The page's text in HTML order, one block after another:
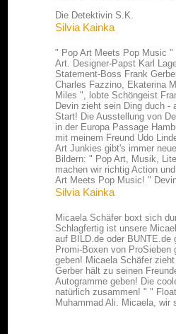
Die Detektivin S.K.
Silvia Kainka
" Pop Art Meets Pop Music "
Art. Designer-Papst Karl
Statement-Boss Frank
Charles Fazzino, Ekaterina
Miles ", lobte Schöngeist
Devin zieht sein Ding duch
Start! Die Ausstellung von
in der Europa Passage
mit meinem Freund Udo
Art Junkies gibt's immer
Bildern: " Pop Art, Musik,
machen wir richtig Action
Art Meets Pop Music! "
Silvia Kainka
Micaela Schäfer boxt sich
Schlagfertig ist unsere
auf BILD.de oder BUNTE.de
Promi-Boxen von
geben! Micaela Schäfer
Gerber hält zu seinen
Autogramme geben! Die
natürlich zusammen! " "
Muhammad Ali. Micaela, wir